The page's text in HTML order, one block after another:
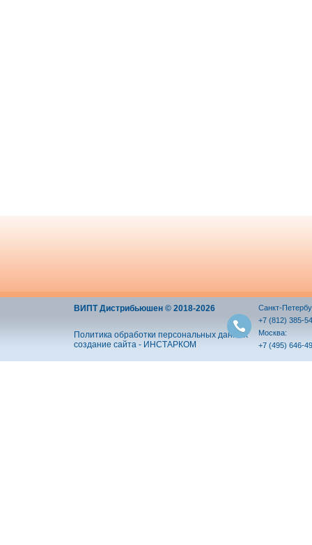
ВИПТ Дистрибьюшен © 2018-2026
Политика обработки персональных данных
создание сайта - ИНСТАРКОМ
Санкт-
+7 (812) 385-
Москва:
+7 (495) 646-